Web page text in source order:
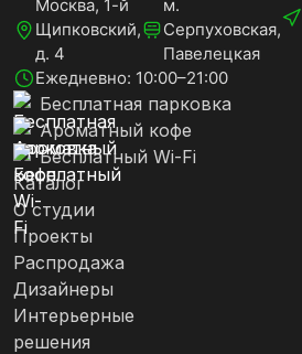
Москва, 1-й
Щипковский,
д. 4
м.
Серпуховская,
Павелецкая
Ежедневно: 10:00–21:00
Бесплатная парковка
Ароматный кофе
Бесплатный Wi-Fi
Каталог
О студии
Проекты
Распродажа
Дизайнеры
Интерьерные
решения